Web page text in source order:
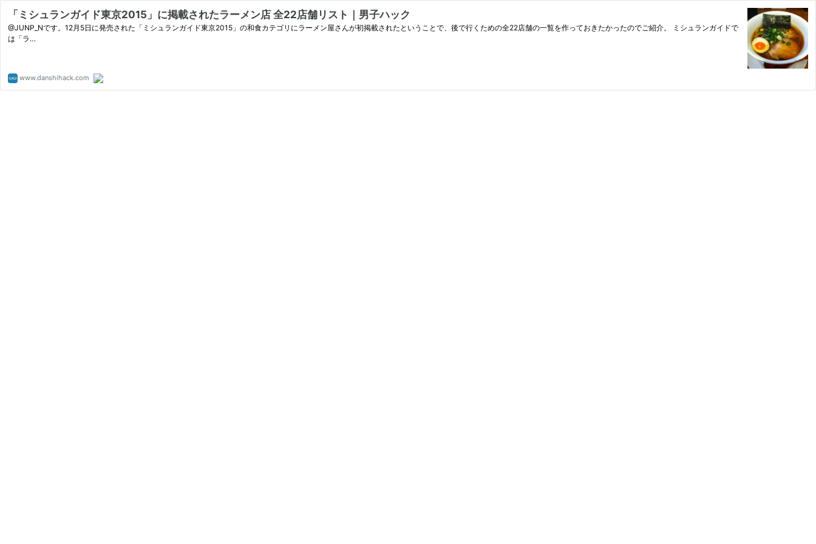
「ミシュランガイド東京2015」に掲載されたラーメン店 全22店舗リスト｜男子ハック
@JUNP_Nです。12月5日に発売された「ミシュランガイド東京2015」の和食カテゴリにラーメン屋さんが初掲載されたということで、後で行くための全22店舗の一覧を作っておきたかったのでご紹介。 ミシュランガイドで
は「ラ…
www.danshihack.com